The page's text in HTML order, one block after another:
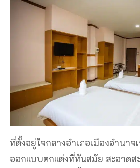
ที่ตั้งอยู่ใจกลางอำเภอเมืองอำนา
ออกแบบตกแต่งที่ทันสมัย สะอาดส